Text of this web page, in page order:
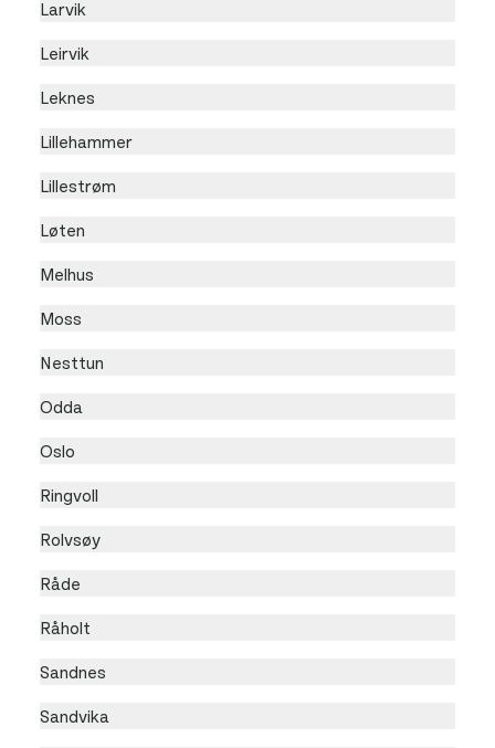
Larvik
Leirvik
Leknes
Lillehammer
Lillestrøm
Løten
Melhus
Moss
Nesttun
Odda
Oslo
Ringvoll
Rolvsøy
Råde
Råholt
Sandnes
Sandvika